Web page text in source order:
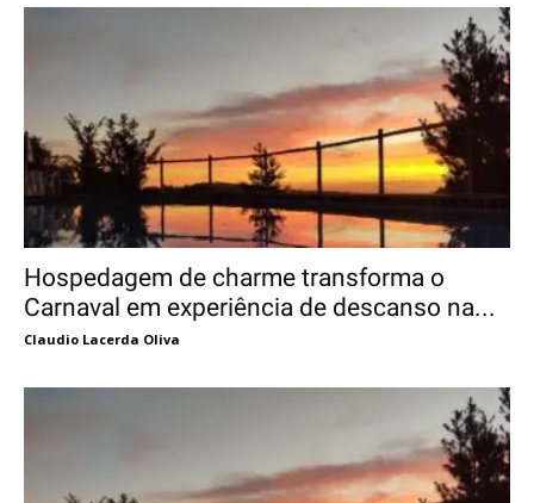
Hospedagem de charme transforma o
Carnaval em experiência de descanso na...
Claudio Lacerda Oliva